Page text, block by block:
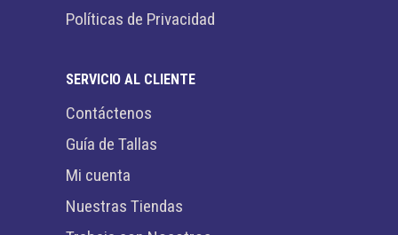
Políticas de Privacidad
SERVICIO AL CLIENTE
Contáctenos
Guía de Tallas
Mi cuenta
Nuestras Tiendas